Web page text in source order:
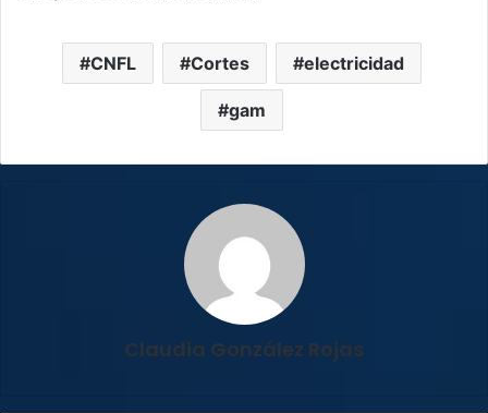
CNFL Cortes electricidad
gam
Claudia González Rojas